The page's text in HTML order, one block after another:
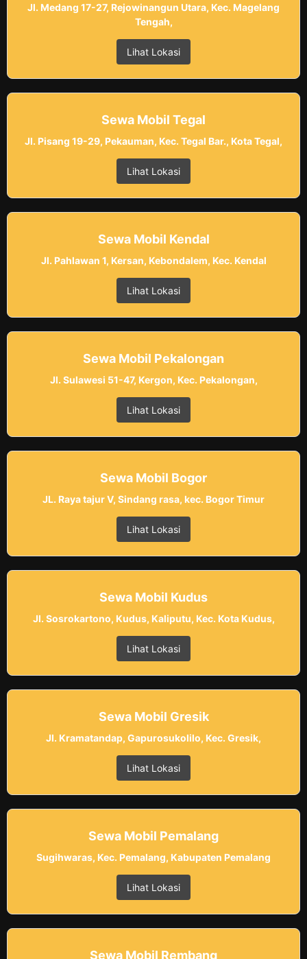
Jl. Medang 17-27, Rejowinangun Utara, Kec. Magelang
Tengah,
Lihat Lokasi
Sewa Mobil Tegal
Jl. Pisang 19-29, Pekauman, Kec. Tegal Bar., Kota Tegal,
Lihat Lokasi
Sewa Mobil Kendal
Jl. Pahlawan 1, Kersan, Kebondalem, Kec. Kendal
Lihat Lokasi
Sewa Mobil Pekalongan
Jl. Sulawesi 51-47, Kergon, Kec. Pekalongan,
Lihat Lokasi
Sewa Mobil Bogor
JL. Raya tajur V, Sindang rasa, kec. Bogor Timur
Lihat Lokasi
Sewa Mobil Kudus
Jl. Sosrokartono, Kudus, Kaliputu, Kec. Kota Kudus,
Lihat Lokasi
Sewa Mobil Gresik
Jl. Kramatandap, Gapurosukolilo, Kec. Gresik,
Lihat Lokasi
Sewa Mobil Pemalang
Sugihwaras, Kec. Pemalang, Kabupaten Pemalang
Lihat Lokasi
Sewa Mobil Rembang